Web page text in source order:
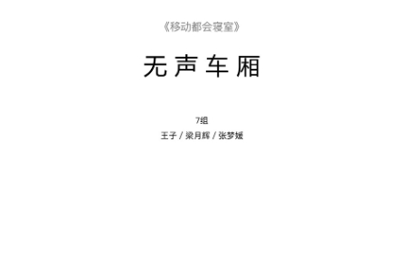
媒体与组织 / Media&Organization